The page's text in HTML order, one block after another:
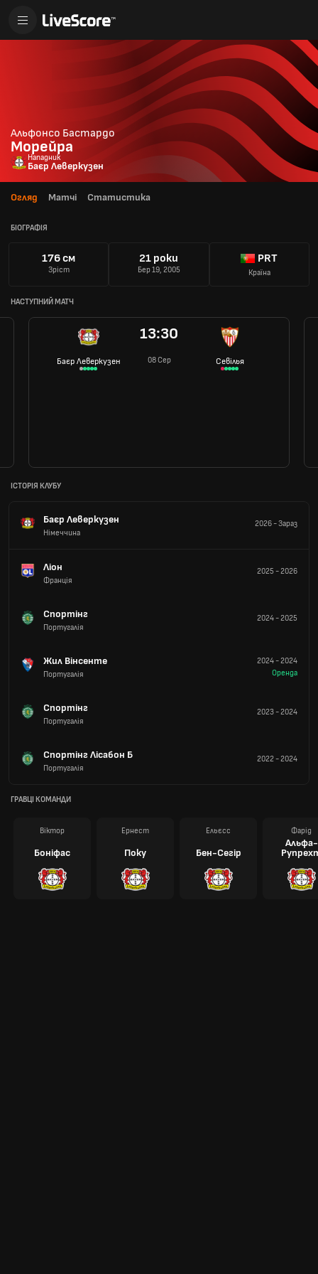
Альфонсо Бастардо
Морейра
Нападник
Баєр Леверкузен
Огляд Матчі Статистика
БІОГРАФІЯ
176 см
Зріст
21 роки
Бер 19, 2005
PRT
Країна
НАСТУПНИЙ МАТЧ
Баєр Леверкузен
13:30
08 Сер Севілья
ІСТОРІЯ КЛУБУ
Баєр Леверкузен
Німеччина
2026-Зараз
Ліон
Франція
2025 -2026
Спортінг
Португалія
2024-2025
Жил Вінсенте
Португалія
2024-2024
Оренда
Спортінг
Португалія
2023-2024
Спортінг Лісабон Б
Португалія
2022-2024
ГРАВЦІ КОМАНДИ
Віктор
Боніфас
Ернест
Поку
Ельєсс
Бен-Сегір
Фарід
Альфа-